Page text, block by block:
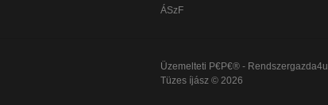
ÁSzF
Üzemelteti P€P€® - Rendszergazda4u
Tüzes íjász © 2026